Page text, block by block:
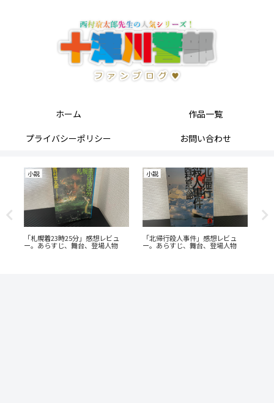
ホーム
作品一覧
プライバシーポリシー
お問い合わせ
小説
「札幌着23時25分」感想レビュ
ー。あらすじ、舞台、登場人物
小説
「北帰行殺人事件」感想レビュ
ー。あらすじ、舞台、登場人物